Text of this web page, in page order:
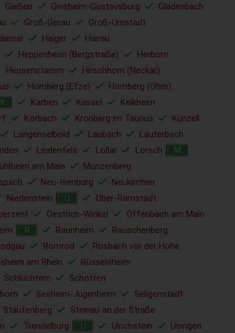
Gießen Ginsheim-Gustavsburg
Gladenbach
Groß-Gerau
Groß-Umstadt
Haiger
Hanau
Heppenheim (Bergstraße)
Herborn
Heusenstamm
Hirschhorn (Neckar)
Homberg (Efze)
Homberg (Ohm)
K Karben Kassel
Kelkheim
Korbach Kronberg im Taunus
Künzell
Langenselbold Laubach
Lauterbach
Lindenfels Lollar Lorsch M
am Main
Münzenberg
Neu-Isenburg
Neukirchen
Niedenstein O
Ober-Ramstadt
Oestrich-Winkel
Offenbach am Main
R Raunheim
Rauschenberg
Romrod
Rosbach vor der Höhe
am Rhein
Rüsselsheim
Schlüchtern
Schotten
Seeheim-Jugenheim
Seligenstadt
Staufenberg
Steinau an der Straße
Trendelburg U Ulrichstein Usingen